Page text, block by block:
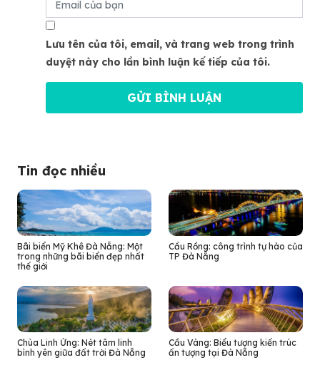
Lưu tên của tôi, email, và trang web trong trình
duyệt này cho lần bình luận kế tiếp của tôi.
Tin đọc nhiều
Bãi biển Mỹ Khê Đà Nẵng: Một
trong những bãi biển đẹp nhất
thế giới
Cầu Rồng: công trình tự hào của
TP Đà Nẵng
Chùa Linh Ứng: Nét tâm linh
bình yên giữa đất trời Đà Nẵng
Cầu Vàng: Biểu tượng kiến trúc
ấn tượng tại Đà Nẵng